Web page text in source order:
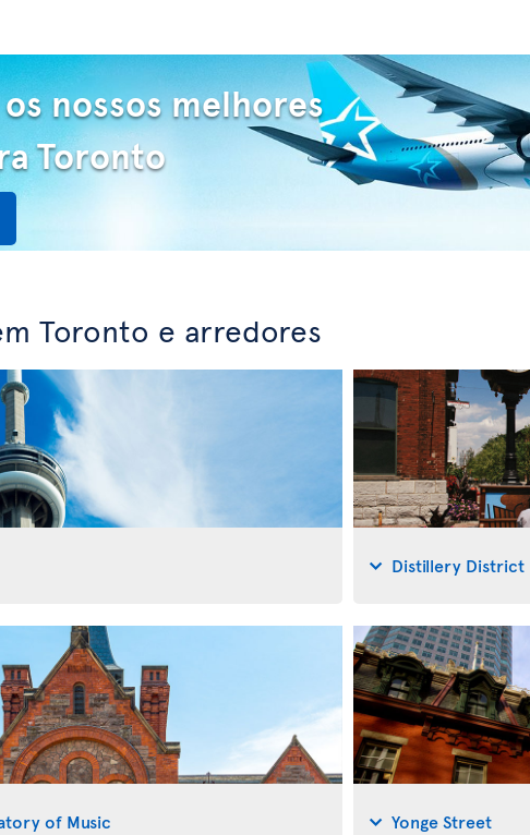
nossos melhores
Toronto
Toronto e arredores
Distillery District
of Music Yonge Street